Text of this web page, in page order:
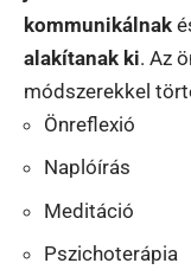
kommunikálnak
alakítanak ki. Az
módszerekkel
Önreflexió
Naplóírás
Meditáció
Pszichoterápia